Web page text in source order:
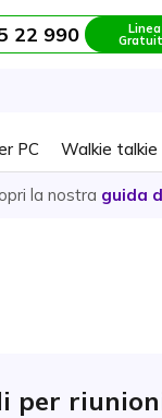
22 990 Linea
PC Walkie talkie
la nostra guida
per